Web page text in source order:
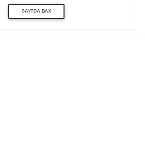
SAYTDA BAX